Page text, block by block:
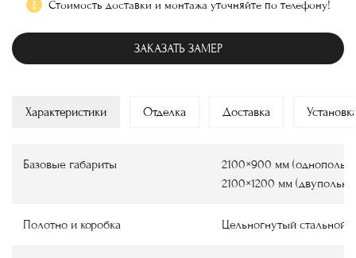
Стоимость доставки и монтажа уточняйте по телефону!
ЗАКАЗАТЬ ЗАМЕР
Характеристики Отделка Доставка
Базовые габариты
2100×900 мм
2100×1200 мм
Полотно и коробка Цельногнутый стальной